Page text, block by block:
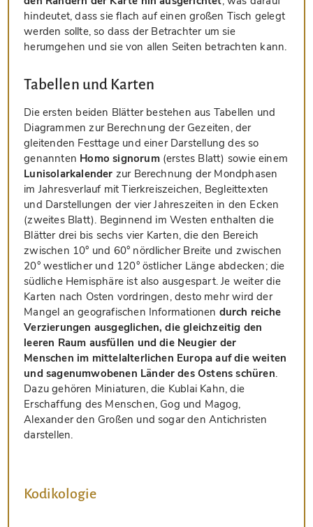
hindeutet, dass sie flach auf einen großen Tisch gelegt
werden sollte, so dass der Betrachter um sie
herumgehen und sie von allen Seiten betrachten kann.
Tabellen und Karten
Die ersten beiden Blätter bestehen aus Tabellen und
Diagrammen zur Berechnung der Gezeiten, der
gleitenden Festtage und einer Darstellung des so
genannten Homo signorum(erstes Blatt) sowie einem
Lunisolarkalender zur Berechnung der Mondphasen
im Jahresverlauf mit Tierkreiszeichen, Begleittexten
und Darstellungen der vier Jahreszeiten in den Ecken
(zweites Blatt). Beginnend im Westen enthalten die
Blätter drei bis sechs vier Karten, die den Bereich
zwischen 10° und 60° nördlicher Breite und zwischen
20° westlicher und 120° östlicher Länge abdecken; die
südliche Hemisphäre ist also ausgespart. Je weiter die
Karten nach Osten vordringen, desto mehr wird der
Mangel an geografischen Informationen durch reiche
Verzierungen ausgeglichen, die gleichzeitig den
leeren Raum ausfüllen und die Neugier der
Menschen im mittelalterlichen Europa auf die weiten
und sagenumwobenen Länder des Ostens schüren.
Dazu gehören Miniaturen, die Kublai Kahn, die
Erschaffung des Menschen, Gog und Magog,
Alexander den Großen und sogar den Antichristen
darstellen.
Kodikologie